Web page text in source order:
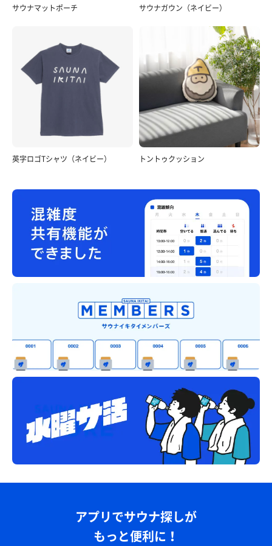
サウナマットポーチ サウナガウン（ネイビー）
英字ロゴTシャツ（ネイビー） トントゥクッション
アプリでサウナ探しが
もっと便利に！